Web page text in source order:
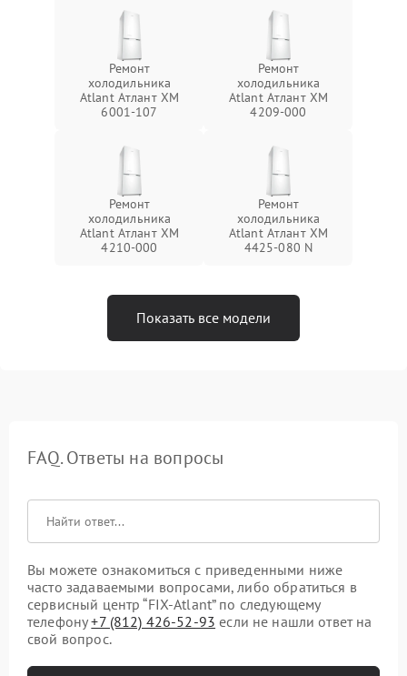
Ремонт
холодильника
Atlant Атлант ХМ
6001-107
Ремонт
холодильника
Atlant Атлант ХМ
4209-000
Ремонт
холодильника
Atlant Атлант ХМ
4210-000
Ремонт
холодильника
Atlant Атлант ХМ
4425-080 N
Показать все модели
FAQ. Ответы на вопросы
Вы можете ознакомиться с приведенными ниже
часто задаваемыми вопросами, либо обратиться в
сервисный центр “FIX-Atlant” по следующему
телефону+7 (812) 426-52-93 если не нашли ответ на
свой вопрос.